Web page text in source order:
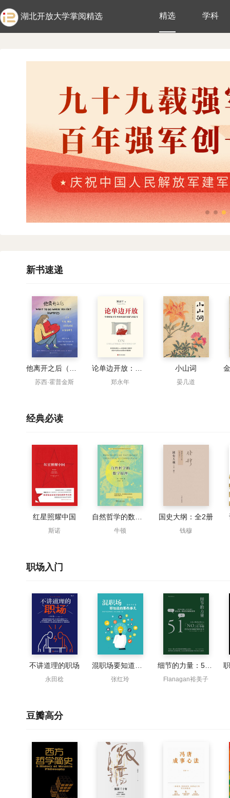
精选 学科
湖北开放大学掌阅精选
新书速递
苏西·霍普金斯 郑永年
小山词
晏几道
经典必读
红星照耀中国
斯诺 牛顿
国史大纲：全2册
钱穆
职场入门
不讲道理的职场
永田稔 张红玲 Flanagan裕美子
豆瓣高分